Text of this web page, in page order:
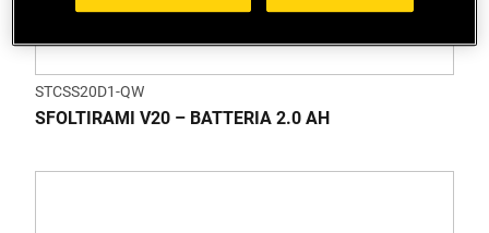
STCSS20D1-QW
SFOLTIRAMI V20 – BATTERIA 2.0 AH